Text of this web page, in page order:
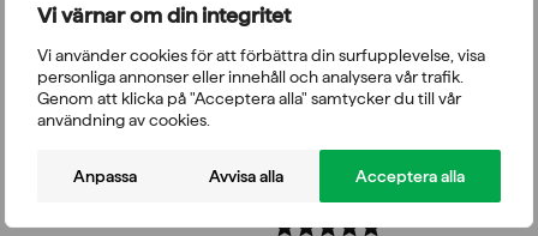
Vi värnar om din integritet
Vi använder cookies för att förbättra din surfupplevelse, visa
personliga annonser eller innehåll och analysera vår trafik.
Genom att klicka på "Acceptera alla" samtycker du till vår
användning av cookies.
Anpassa Avvisa alla Acceptera alla
handleds-/fotledsvikt
Wrange
ankel-/handledsvikter 1 kg
Betyg:
5.0 utav 5 stjärnor